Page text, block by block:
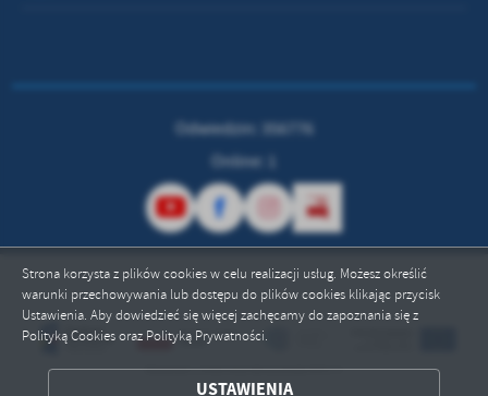
Strona korzysta z plików cookies w celu realizacji usług. Możesz określić
warunki przechowywania lub dostępu do plików cookies klikając przycisk
Ustawienia. Aby dowiedzieć się więcej zachęcamy do zapoznania się z
Polityką Cookies oraz Polityką Prywatności.
USTAWIENIA
ZAPISZ WYBRANE
Odwiedzin: 356776
Online: 1